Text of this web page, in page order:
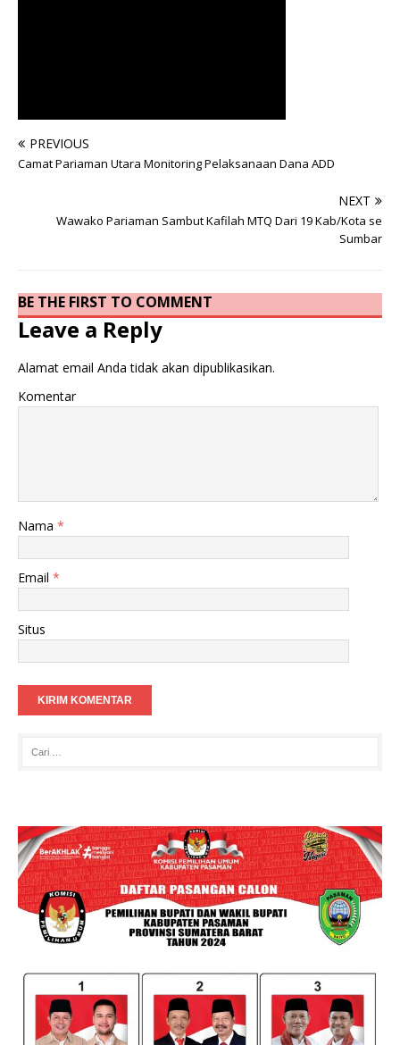
PREVIOUS
Camat Pariaman Utara Monitoring Pelaksanaan Dana ADD
NEXT
Wawako Pariaman Sambut Kafilah MTQ Dari 19 Kab/Kota se
Sumbar
BE THE FIRST TO COMMENT
Leave a Reply
Alamat email Anda tidak akan dipublikasikan.
Komentar
Nama *
Email *
Situs